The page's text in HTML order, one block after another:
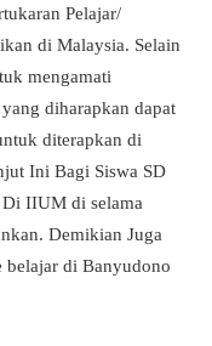
Pelajar/
di Malaysia. Selain
mengamati
diharapkan dapat
diterapkan di
Ini Bagi Siswa SD
IIUM di selama
Demikian Juga
di Banyudono